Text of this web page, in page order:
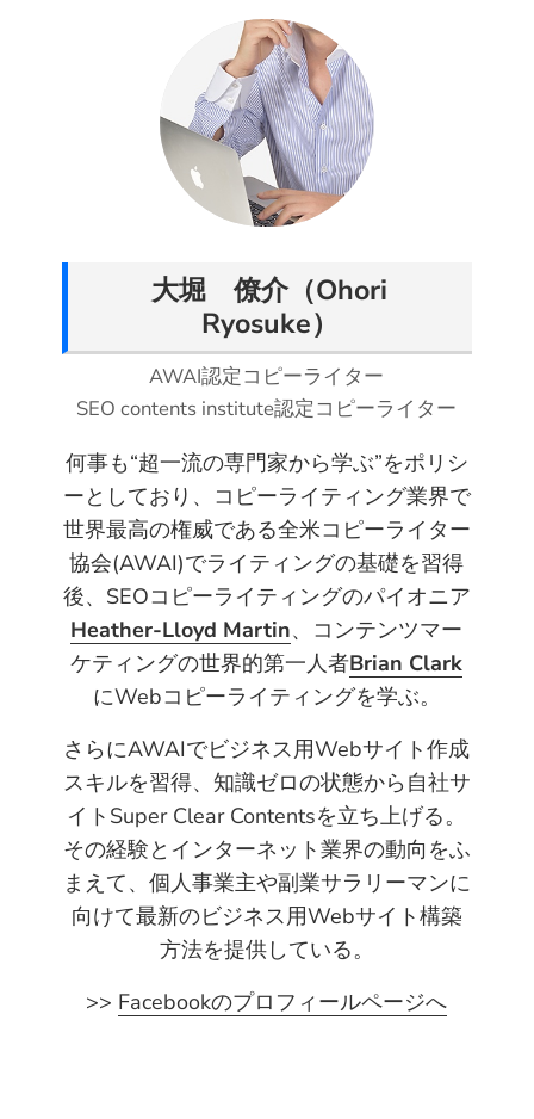
n
F
a
c
e
o
o
e
o
n
P
i
n
t
e
r
e
s
t
e
o
n
L
i
n
k
d
I
n
R
e
t
大堀 僚介（Ohori
Ryosuke）
AWAI認定コピーライター
SEO contents institute認定コピーライター
何事も“超一流の専門家から学ぶ”をポリシ
ーとしており、コピーライティング業界で
世界最高の権威である全米コピーライター
協会(AWAI)でライティングの基礎を習得
後、SEOコピーライティングのパイオニア
Heather-Lloyd Martin、コンテンツマー
ケティングの世界的第一人者Brian Clark
にWebコピーライティングを学ぶ。
さらにAWAIでビジネス用Webサイト作成
スキルを習得、知識ゼロの状態から自社サ
イトSuper Clear Contentsを立ち上げる。
その経験とインターネット業界の動向をふ
まえて、個人事業主や副業サラリーマンに
向けて最新のビジネス用Webサイト構築
方法を提供している。
>> Facebookのプロフィールページへ